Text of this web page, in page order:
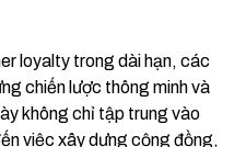
loyalty trong dài hạn, các
chiến lược thông minh và
không chỉ tập trung vào
việc xây dựng cộng đồng,